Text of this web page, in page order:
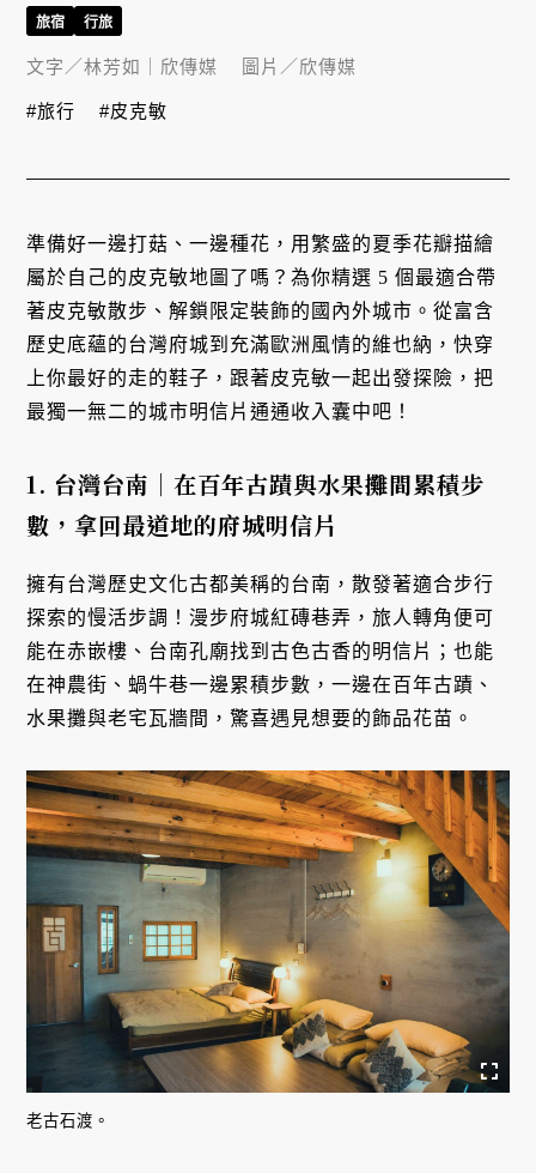
準備好一邊打菇、一邊種花，用繁盛的夏季花瓣描繪
屬於自己的皮克敏地圖了嗎？為你精選 5 個最適合帶
著皮克敏散步、解鎖限定裝飾的國內外城市。從富含
歷史底蘊的台灣府城到充滿歐洲風情的維也納，快穿
上你最好的走的鞋子，跟著皮克敏一起出發探險，把
最獨一無二的城市明信片通通收入囊中吧！
1. 台灣台南｜在百年古蹟與水果攤間累積步
數，拿回最道地的府城明信片
擁有台灣歷史文化古都美稱的台南，散發著適合步行
探索的慢活步調！漫步府城紅磚巷弄，旅人轉角便可
能在赤嵌樓、台南孔廟找到古色古香的明信片；也能
在神農街、蝸牛巷一邊累積步數，一邊在百年古蹟、
水果攤與老宅瓦牆間，驚喜遇見想要的飾品花苗。
老古石渡。
旅宿 行旅
文字／林芳如｜欣傳媒 圖片／欣傳媒
#旅行 #皮克敏